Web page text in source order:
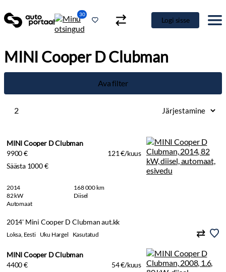
30
Logi sisse
MINI Cooper D Clubman
Ava filter
2
MINI Cooper D Clubman
9900 €
121 €/kuus
Säästa 1000 €
2014
168 000 km
82 kW
Diisel
Automaat
2014' Mini Cooper D Clubman aut.kk
Loksa, Eesti Uku Hargel Kasutatud
MINI Cooper D Clubman
4400 €
54 €/kuus